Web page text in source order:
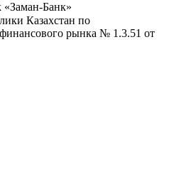
Банк»
Казахстан по
рынка № 1.3.51 от